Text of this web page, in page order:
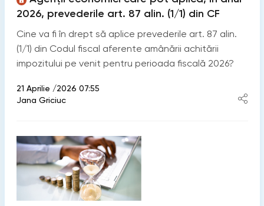
2026, prevederile art. 87 alin. (1/1) din CF
Cine va fi în drept să aplice prevederile art. 87 alin.
(1/1) din Codul fiscal aferente amânării achitării
impozitului pe venit pentru perioada fiscală 2026?
21 Aprilie /2026 07:55
Jana Griciuc